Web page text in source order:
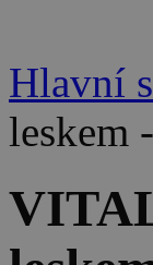
Hlavní
leskem